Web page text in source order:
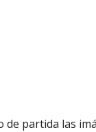
partida las